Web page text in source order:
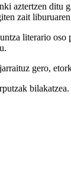
aztertzen ditu
zait
literario
gero,